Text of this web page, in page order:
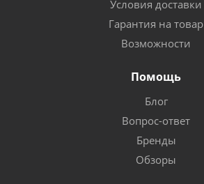
Условия доставки
Гарантия на товар
Возможности
Помощь
Блог
Вопрос-ответ
Бренды
Обзоры